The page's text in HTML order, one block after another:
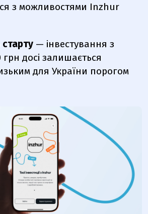
з можливостями Inzhur
— інвестування з
грн досі залишається
для України порогом